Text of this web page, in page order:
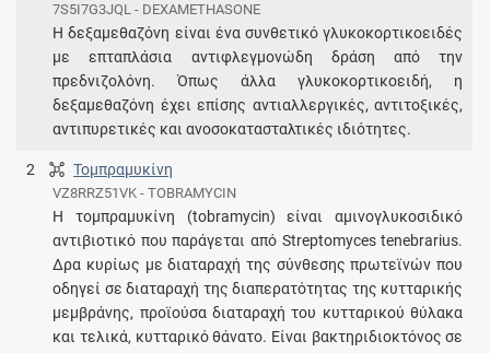
7S5I7G3JQL - DEXAMETHASONE
Η δεξαμεθαζόνη είναι ένα συνθετικό γλυκοκορτικοειδές
με επταπλάσια αντιφλεγμονώδη δράση από την
πρεδνιζολόνη. Όπως άλλα γλυκοκορτικοειδή, η
δεξαμεθαζόνη έχει επίσης αντιαλλεργικές, αντιτοξικές,
αντιπυρετικές και ανοσοκατασταλτικές ιδιότητες.
2 Τομπραμυκίνη
VZ8RRZ51VK - TOBRAMYCIN
Η τομπραμυκίνη (tobramycin) είναι αμινογλυκοσιδικό
αντιβιοτικό που παράγεται από Streptomyces tenebrarius.
Δρα κυρίως με διαταραχή της σύνθεσης πρωτεϊνών που
οδηγεί σε διαταραχή της διαπερατότητας της κυτταρικής
μεμβράνης, προϊούσα διαταραχή του κυτταρικού θύλακα
και τελικά, κυτταρικό θάνατο. Είναι βακτηριδιοκτόνος σε